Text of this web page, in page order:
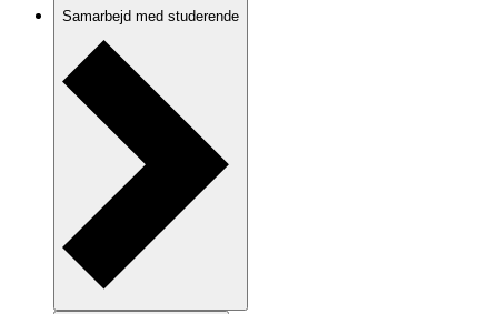
Samarbejd med studerende